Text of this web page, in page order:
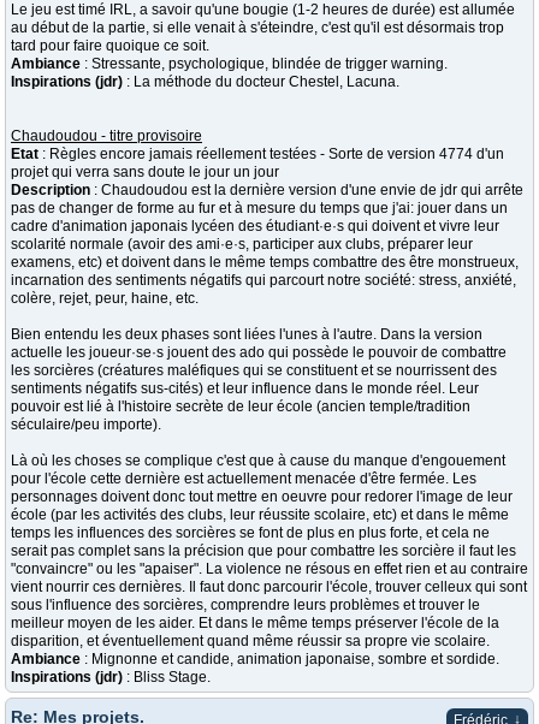
Le jeu est timé IRL, a savoir qu'une bougie (1-2 heures de durée) est allumée
au début de la partie, si elle venait à s'éteindre, c'est qu'il est désormais trop
tard pour faire quoique ce soit.
Ambiance : Stressante, psychologique, blindée de trigger warning.
Inspirations (jdr) : La méthode du docteur Chestel, Lacuna.
Chaudoudou - titre provisoire
Etat : Règles encore jamais réellement testées - Sorte de version 4774 d'un
projet qui verra sans doute le jour un jour
Description : Chaudoudou est la dernière version d'une envie de jdr qui arrête
pas de changer de forme au fur et à mesure du temps que j'ai: jouer dans un
cadre d'animation japonais lycéen des étudiant·e·s qui doivent et vivre leur
scolarité normale (avoir des ami·e·s, participer aux clubs, préparer leur
examens, etc) et doivent dans le même temps combattre des être monstrueux,
incarnation des sentiments négatifs qui parcourt notre société: stress, anxiété,
colère, rejet, peur, haine, etc.
Bien entendu les deux phases sont liées l'unes à l'autre. Dans la version
actuelle les joueur·se·s jouent des ado qui possède le pouvoir de combattre
les sorcières (créatures maléfiques qui se constituent et se nourrissent des
sentiments négatifs sus-cités) et leur influence dans le monde réel. Leur
pouvoir est lié à l'histoire secrète de leur école (ancien temple/tradition
séculaire/peu importe).
Là où les choses se complique c'est que à cause du manque d'engouement
pour l'école cette dernière est actuellement menacée d'être fermée. Les
personnages doivent donc tout mettre en oeuvre pour redorer l'image de leur
école (par les activités des clubs, leur réussite scolaire, etc) et dans le même
temps les influences des sorcières se font de plus en plus forte, et cela ne
serait pas complet sans la précision que pour combattre les sorcière il faut les
"convaincre" ou les "apaiser". La violence ne résous en effet rien et au contraire
vient nourrir ces dernières. Il faut donc parcourir l'école, trouver celleux qui sont
sous l'influence des sorcières, comprendre leurs problèmes et trouver le
meilleur moyen de les aider. Et dans le même temps préserver l'école de la
disparition, et éventuellement quand même réussir sa propre vie scolaire.
Ambiance : Mignonne et candide, animation japonaise, sombre et sordide.
Inspirations (jdr) : Bliss Stage.
Frédéric ↓
Re: Mes projets.